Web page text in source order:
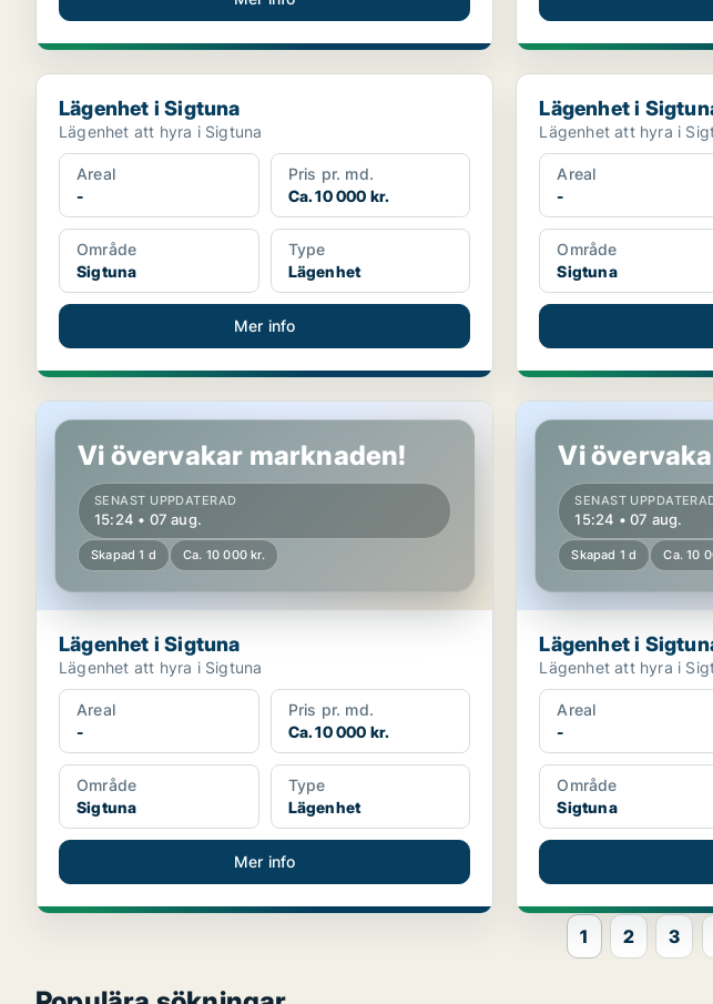
Lägenhet i Sigtuna
Lägenhet i Sigtuna
Lägenhet att hyra i Sigtuna
Areal
-
Pris pr. md.
Ca. 10 000 kr.
Område
Sigtuna
Type
Lägenhet
Mer info
Lägenhet i Sigtuna
Lägenhet i
Lägenhet att hyra i
Areal
-
Område
Sigtuna
Lägenhet i Sigtuna
Vi övervakar marknaden!
SENAST UPPDATERAD
15:24 • 07 aug.
Skapad 1 d Ca. 10 000 kr.
Lägenhet i Sigtuna
Lägenhet att hyra i Sigtuna
Areal
-
Pris pr. md.
Ca. 10 000 kr.
Område
Sigtuna
Type
Lägenhet
Mer info
Lägenhet i Sigtuna
Vi
SENAST
15:24 • 07 aug.
Skapad 1 d Ca. 10
Lägenhet i
Lägenhet att hyra i
Areal
-
Område
Sigtuna
1 2 3